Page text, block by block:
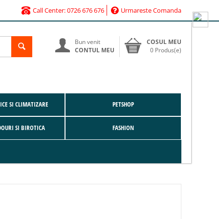
Call Center: 0726 676 676 Urmareste Comanda
COSUL MEU
0 Produs(e)
Bun venit
CONTUL MEU
SI CLIMATIZARE PETSHOP
SI BIROTICA FASHION